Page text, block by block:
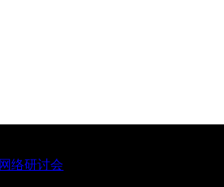
网络研讨会